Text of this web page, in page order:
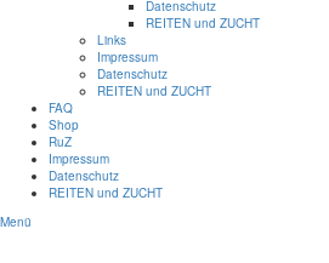
Datenschutz
REITEN und ZUCHT
Links
Impressum
Datenschutz
REITEN und ZUCHT
FAQ
Shop
RuZ
Impressum
Datenschutz
REITEN und ZUCHT
Menü